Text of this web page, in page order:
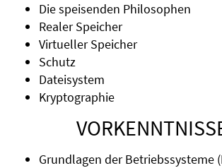
Die speisenden Philosophen
Realer Speicher
Virtueller Speicher
Schutz
Dateisystem
Kryptographie
Grundlagen der Betriebssysteme